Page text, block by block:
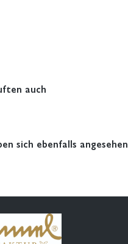
auch
sich ebenfalls angesehen